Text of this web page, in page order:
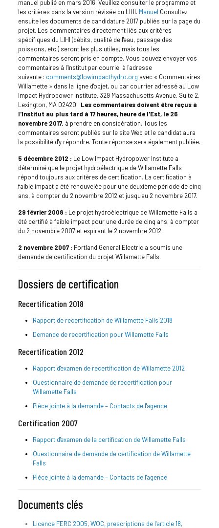
manuel publié en mars 2016. Veuillez consulter le programme et
les critères dans la version révisée du LIHI. Manuel Consultez
ensuite les documents de candidature 2017 publiés sur la page du
projet. Les commentaires directement liés aux critères
spécifiques du LIHI (débits, qualité de l'eau, passage des
poissons, etc.) seront les plus utiles, mais tous les
commentaires seront pris en compte. Vous pouvez envoyer vos
commentaires à l'Institut par courriel à l'adresse
suivante : comments@lowimpacthydro.org avec « Commentaires
Willamette » dans la ligne d'objet, ou par courrier adressé au Low
Impact Hydropower Institute, 329 Massachusetts Avenue, Suite 2,
Lexington, MA 02420. Les commentaires doivent être reçus à
l'Institut au plus tard à 17 heures, heure de l'Est, le 26
novembre 2017. à prendre en considération. Tous les
commentaires seront publiés sur le site Web et le candidat aura
la possibilité d'y répondre. Toute réponse sera également publiée.
5 décembre 2012 : Le Low Impact Hydropower Institute a
déterminé que le projet hydroélectrique de Willamette Falls
répond toujours aux critères de certification. La certification à
faible impact a été renouvelée pour une deuxième période de cinq
ans, à compter du 2 novembre 2012 et jusqu'au 2 novembre 2017.
29 février 2008 : Le projet hydroélectrique de Willamette Falls a
été certifié à faible impact pour une durée de cinq ans, à compter
du 2 novembre 2007 et expirant le 2 novembre 2012.
2 novembre 2007 : Portland General Electric a soumis une
demande de certification du projet Willamette Falls.
Dossiers de certification
Recertification 2018
Rapport de recertification de Willamette Falls 2018
Demande de recertification pour Willamette Falls
Recertification 2012
Rapport d'examen de recertification de Willamette 2012
Questionnaire de demande de recertification pour
Willamette Falls
Pièce jointe à la demande – Contacts de l'agence
Certification 2007
Rapport d'examen de la certification de Willamette Falls
Questionnaire de demande de certification de Willamette
Falls
Pièce jointe à la demande – Contacts de l'agence
Documents clés
Licence FERC 2005, WQC, prescriptions de l'article 18,